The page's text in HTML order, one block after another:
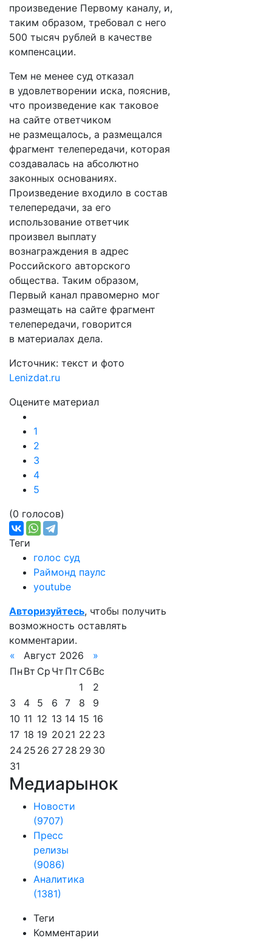
произведение Первому каналу, и,
таким образом, требовал с него
500 тысяч рублей в качестве
компенсации.
Тем не менее суд отказал
в удовлетворении иска, пояснив,
что произведение как таковое
на сайте ответчиком
не размещалось, а размещался
фрагмент телепередачи, которая
создавалась на абсолютно
законных основаниях.
Произведение входило в состав
телепередачи, за его
использование ответчик
произвел выплату
вознаграждения в адрес
Российского авторского
общества. Таким образом,
Первый канал правомерно мог
размещать на сайте фрагмент
телепередачи, говорится
в материалах дела.
Источник: текст и фото
Lenizdat.ru
Оцените материал
1
2
3
4
5
(0 голосов)
Теги
голос суд
Раймонд паулс
youtube
Авторизуйтесь, чтобы получить
возможность оставлять
комментарии.
«
Август 2026
»
Пн Вт Ср Чт Пт СбВс
1
2
3
4 5 6 7 8
9
10 11 12 13 14 15 16
17 18 19 20 21 22 23
24 25 26 27 28 29 30
31
Медиарынок
Новости
(9707)
Пресс
релизы
(9086)
Аналитика
(1381)
Теги
Комментарии